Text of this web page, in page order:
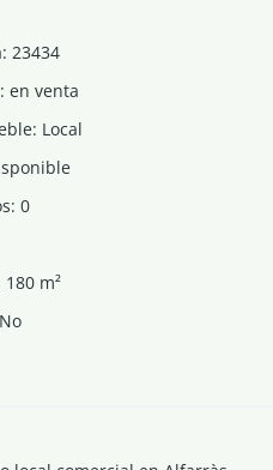
: 23434
: en venta
: Local
: 0
180 m²
No